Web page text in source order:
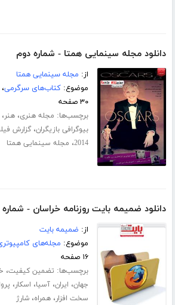
دانلود مجله سینمایی همتا - شماره دوم
از: مجله سینمایی همتا
موضوع:کتاب‌های سرگرمی،
۳۰ صفحه
برچسب‌ها: مجله هنری،هنر،
بیوگرافی بازیگران،گزارش
2014، مجله سینمایی همتا
دانلود ضمیمه بایت روزنامه خراسان - شماره 119
از: ضمیمه بایت
موضوع: مجله‌های
۱۶ صفحه
برچسب‌ها: تضمین کیفیت،
جهان، ایران،آسیا، اسکار،
سخت افزار،همراه،شارژ